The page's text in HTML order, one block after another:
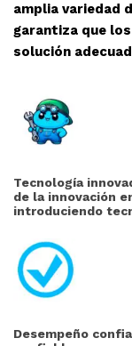
amplia variedad
garantiza que
solución
Tecnología
de la innovación
introduciendo
Desempeño